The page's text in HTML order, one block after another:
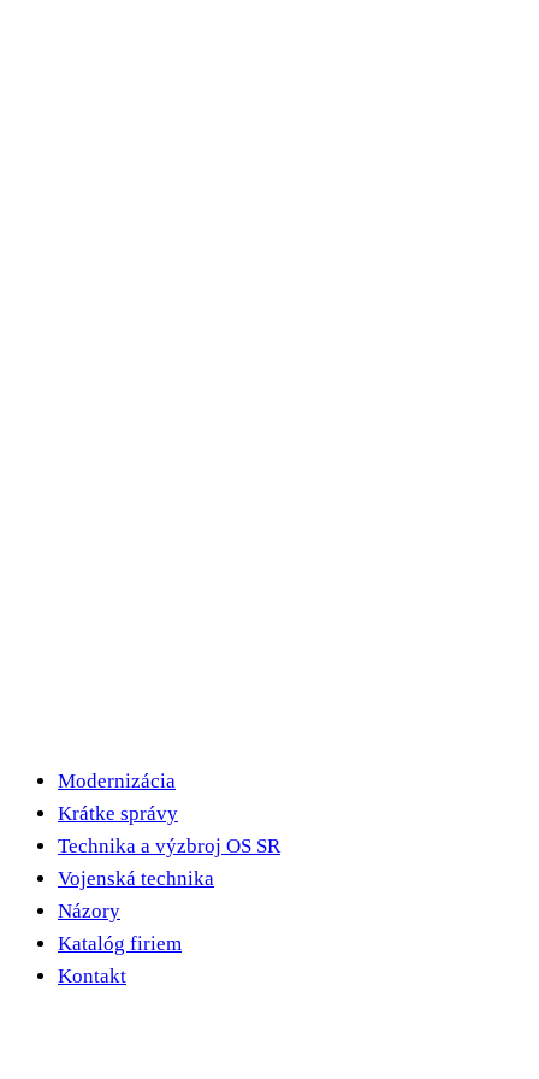
Modernizácia
Krátke správy
Technika a výzbroj OS SR
Vojenská technika
Názory
Katalóg firiem
Kontakt